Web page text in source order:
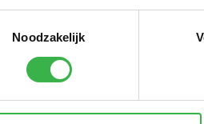
Noodzakelijk